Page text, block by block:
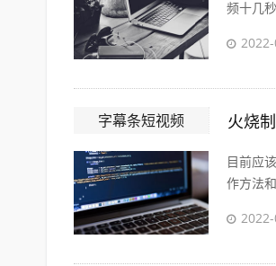
频十几
字幕条短视频 火烧
目前应
作方法